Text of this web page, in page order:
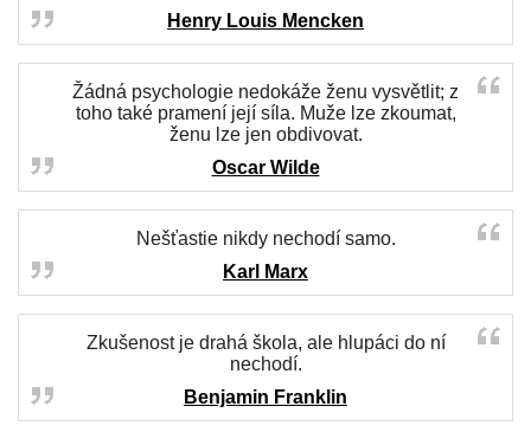
Henry Louis Mencken
Žádná psychologie nedokáže ženu vysvětlit; z
toho také pramení její síla. Muže lze zkoumat,
ženu lze jen obdivovat.
Oscar Wilde
Nešťastie nikdy nechodí samo.
Karl Marx
Zkušenost je drahá škola, ale hlupáci do ní
nechodí.
Benjamin Franklin